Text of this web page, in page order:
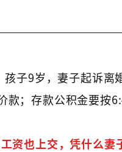
子9岁，妻子起诉离
款；存款公积金要按
资也上交，凭什么妻